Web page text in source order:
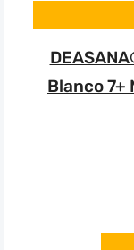
Blanco 7+